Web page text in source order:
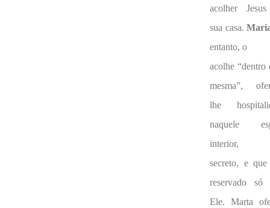
acolher
sua casa.
entanto, o
acolhe “dentro
mesma”,
lhe
naquele
interior,
secreto, e que
reservado só
Ele. Marta